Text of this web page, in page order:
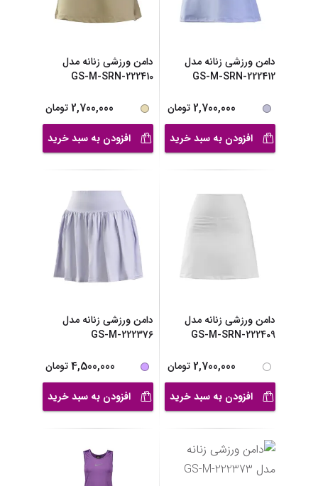
دامن ورزشی زنانه مدل
GS-M-SRN-222412
2,700,000تومان
افزودن به سبد خرید
دامن ورزشی زنانه مدل
GS-M-SRN-222410
2,700,000تومان
افزودن به سبد خرید
دامن ورزشی زنانه مدل
GS-M-SRN-222409
2,700,000تومان
افزودن به سبد خرید
دامن ورزشی زنانه مدل
GS-M-222376
4,500,000تومان
افزودن به سبد خرید